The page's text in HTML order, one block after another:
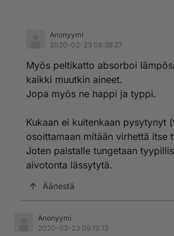
Anonyymi
2020-02-23 08:38:27
Myös peltikatto absorboi
kaikki muutkin aineet.
Jopa myös ne happi ja typpi.
Kukaan ei kuitenkaan pysytynyt
osoittamaan mitään virhettä itse
Joten palstalle tungetaan
aivotonta lässytytä.
Äänestä
Anonyymi
2020-02-23 09:19:12